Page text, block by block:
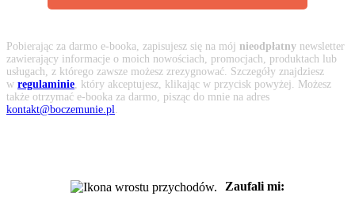
Pobierając za darmo e-booka, zapisujesz się na mój nieodpłatny newsletter
zawierający informacje o moich nowościach, promocjach, produktach lub
usługach, z którego zawsze możesz zrezygnować. Szczegóły znajdziesz
w regulaminie , który akceptujesz, klikając w przycisk powyżej. Możesz
także otrzymać e-booka za darmo, pisząc do mnie na adres
kontakt@boczemunie.pl
Zaufali mi: